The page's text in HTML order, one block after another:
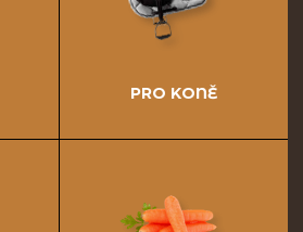
PRO KONĚ